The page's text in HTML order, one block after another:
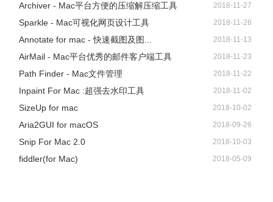
Archiver - Mac平台方便的压缩解压缩工具 2018-11-27
Sparkle - Mac可视化网页设计工具 2018-11-26
Annotate for mac - 快速截图及图... 2018-11-13
AirMail - Mac平台优秀的邮件客户端工具 2018-11-23
Path Finder - Mac文件管理 2018-11-22
Inpaint For Mac :超强去水印工具 2018-11-02
SizeUp for mac 2018-10-02
Aria2GUI for macOS 2018-09-26
Snip For Mac 2.0 2018-10-03
fiddler(for Mac) 2018-05-09